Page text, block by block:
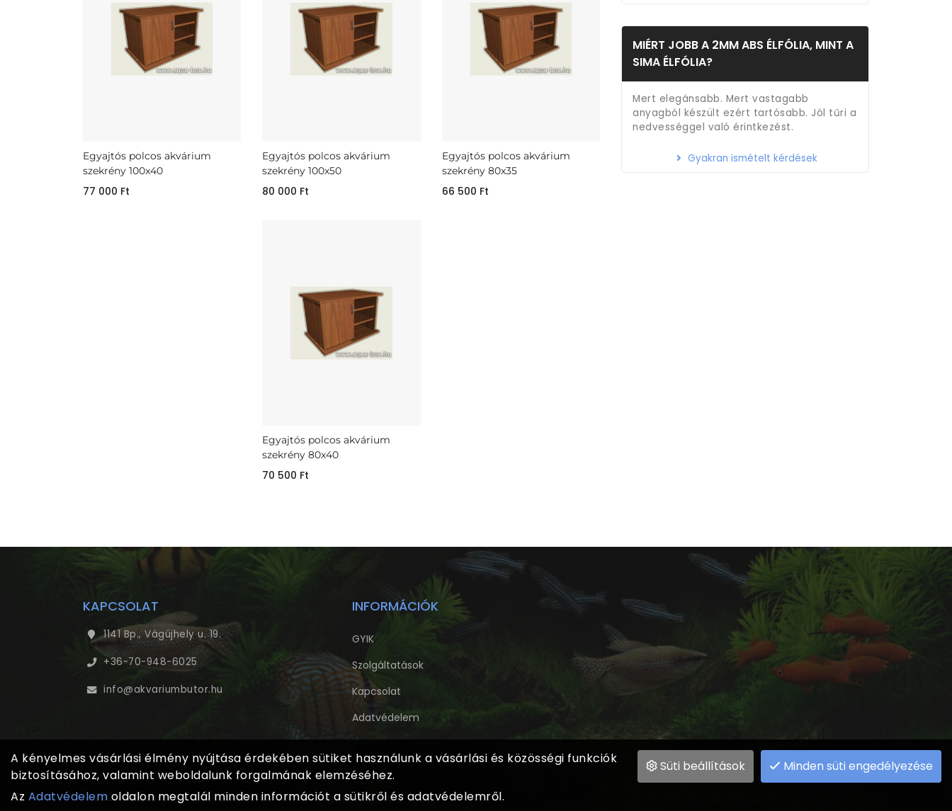
Egyajtós polcos akvárium
szekrény 100x40
77 000 Ft
Egyajtós polcos akvárium
szekrény 100x50
80 000 Ft
Egyajtós polcos akvárium
szekrény 80x35
66 500 Ft
Egyajtós polcos akvárium
szekrény 80x40
70 500 Ft
MIÉRT JOBB A 2MM ABS ÉLFÓLIA, MINT A
SIMA ÉLFÓLIA?
Mert elegánsabb. Mert vastagabb
anyagból készült ezért tartósabb. Jól tűri a
nedvességgel való érintkezést.
Gyakran ismételt kérdések
KAPCSOLAT
1141 Bp., Vágújhely u. 19.
+36-70-948-6025
info@akvariumbutor.hu
INFORMÁCIÓK
GYIK
Szolgáltatások
Kapcsolat
Adatvédelem
© 2023 - Aqua-Box Akvarisztikai Kft. - Minden jog fenntartva
Süti beállítások Minden süti engedélyezése
A kényelmes vásárlási élmény nyújtása érdekében sütiket használunk a vásárlási és közösségi funkciók
biztosításához, valamint weboldalunk forgalmának elemzéséhez.
Az Adatvédelem oldalon megtalál minden információt a sütikről és adatvédelemről.